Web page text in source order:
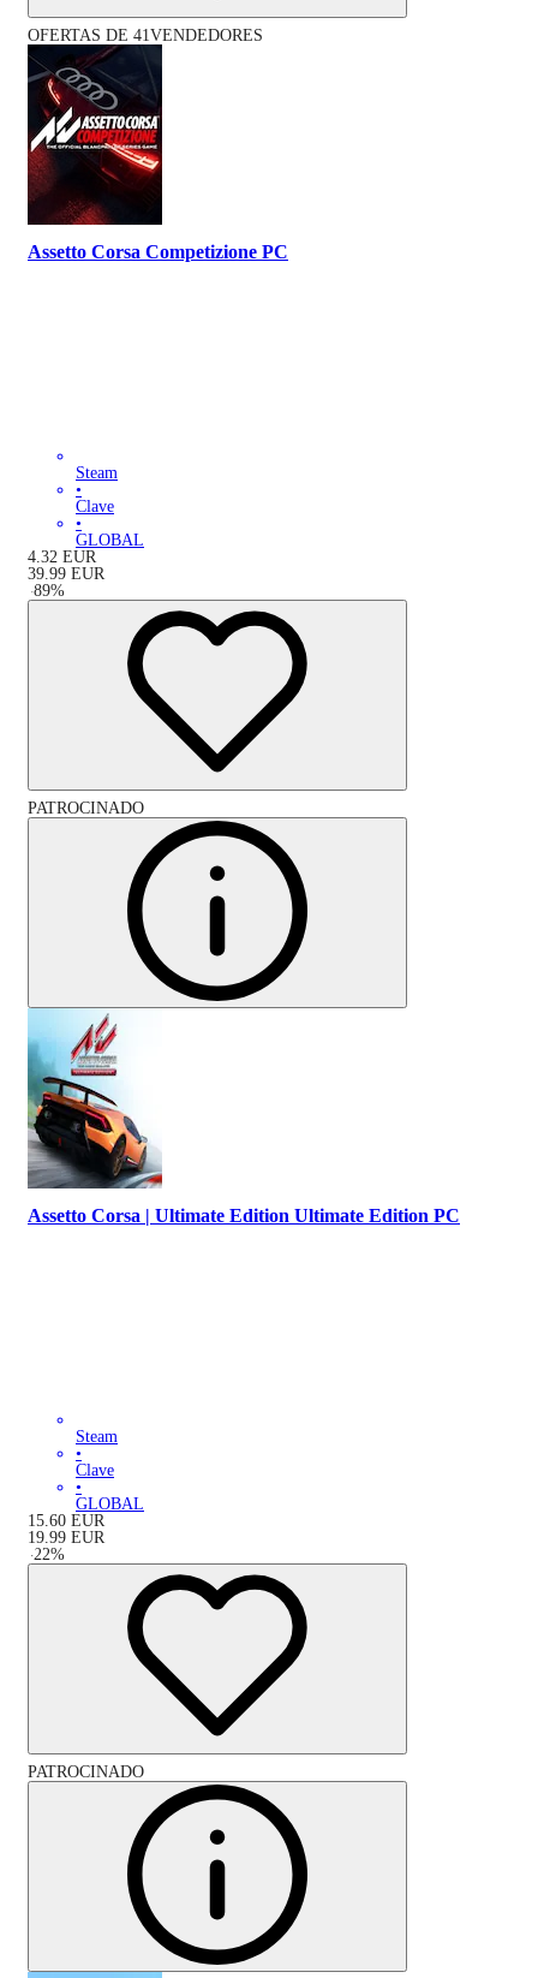
OFERTAS DE 41VENDEDORES
Assetto Corsa Competizione PC
Steam
•
Clave
•
GLOBAL
4.32 EUR
39.99 EUR
-89%
PATROCINADO
Assetto Corsa | Ultimate Edition Ultimate Edition PC
Steam
•
Clave
•
GLOBAL
15.60 EUR
19.99 EUR
-22%
PATROCINADO